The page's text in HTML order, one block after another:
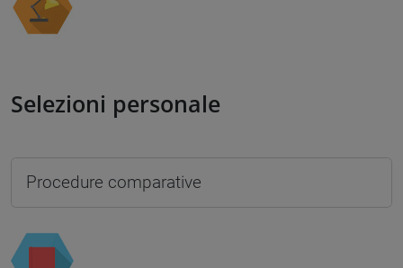
Selezioni personale
Procedure comparative